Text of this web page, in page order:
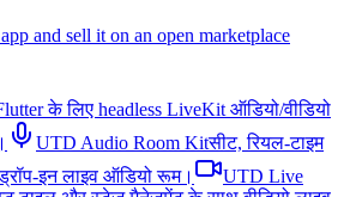
and sell it on an open marketplace
के लिए headless LiveKit ऑडियो/वीडियो
UTD Audio Room Kitसीट, रियल-टाइम
इन लाइव ऑडियो रूम।
UTD Live